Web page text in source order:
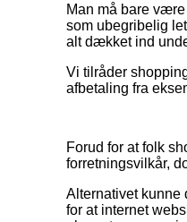
Man må bare
som ubegribelig
alt dækket ind
Vi tilråder
afbetaling fra
Forud for at folk
forretningsvilkår,
Alternativet kunne
for at internet